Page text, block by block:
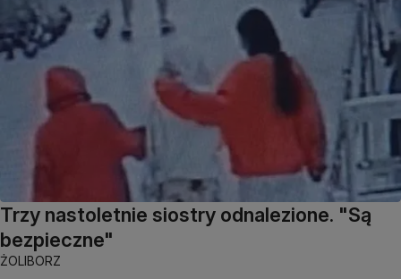
Trzy nastoletnie siostry odnalezione. "Są
bezpieczne"
ŻOLIBORZ